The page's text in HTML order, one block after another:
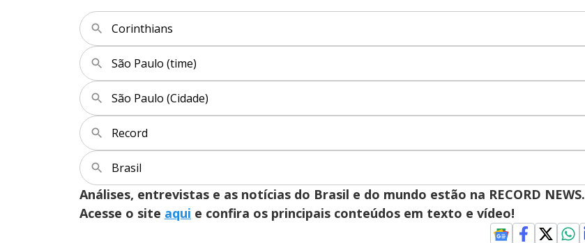
V
i
d
Corinthians
São Paulo (time)
São Paulo (Cidade)
Record
Brasil
Análises, entrevistas e as notícias do Brasil e do mundo estão na RECORD NEWS.
Acesse o site aqui e confira os principais conteúdos em texto e vídeo!